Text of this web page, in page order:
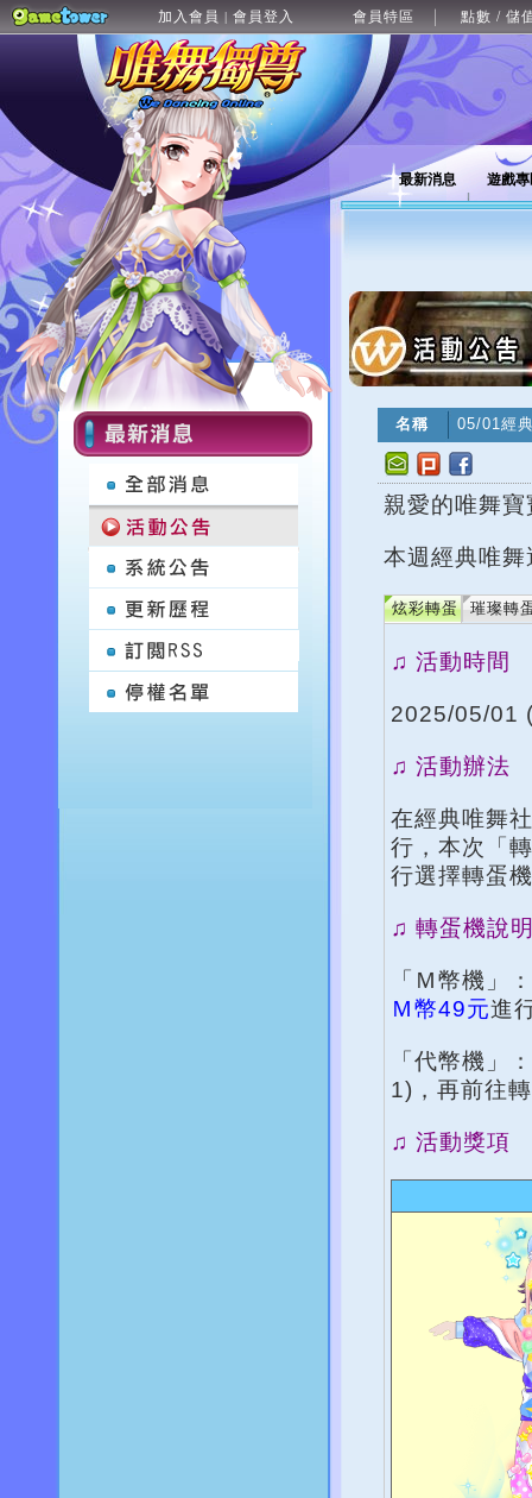
加入會員 | 會員登入 會員特區 點數 / 儲
最新消息 遊戲
名稱 05/01經
親愛的唯舞
本週經典唯
炫彩轉蛋 璀璨轉
♫ 活動時間
2025/05/01
♫ 活動辦法
在經典唯舞
行，本次「
行選擇轉蛋
♫ 轉蛋機說
「Ｍ幣機」
Ｍ幣49元進
「代幣機」
1)，再前往
♫ 活動獎項